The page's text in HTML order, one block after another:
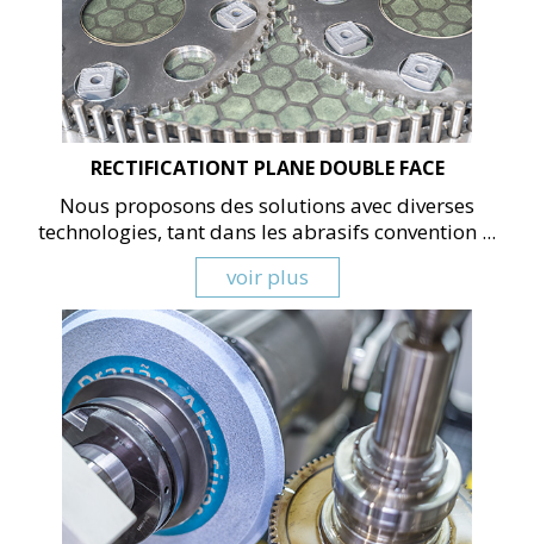
RECTIFICATIONT PLANE DOUBLE FACE
Nous proposons des solutions avec diverses
technologies, tant dans les abrasifs convention ...
voir plus